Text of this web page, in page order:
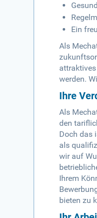
Ein
Als
werden.
Ihre
Als
den
Doch das
als
wir auf
Ihrem
bieten zu